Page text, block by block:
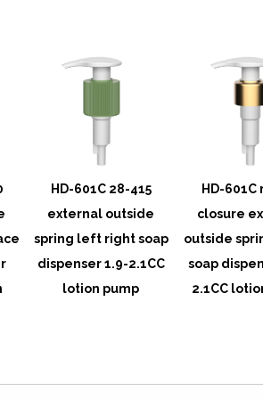
HD-601C 28-415
external outside
spring left right soap
dispenser 1.9-2.1CC
lotion pump
HD-
closure
outside
soap
2.1CC